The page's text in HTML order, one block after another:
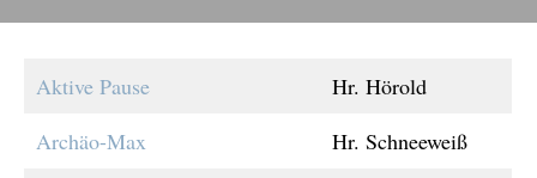
Aktive Pause
Hr. Hörold
Archäo-Max
Hr. Schneeweiß